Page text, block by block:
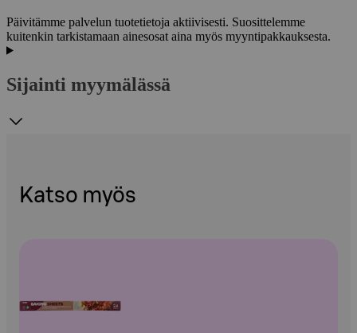
Päivitämme palvelun tuotetietoja aktiivisesti. Suosittelemme
kuitenkin tarkistamaan ainesosat aina myös myyntipakkauksesta.
Sijainti myymälässä
Katso myös